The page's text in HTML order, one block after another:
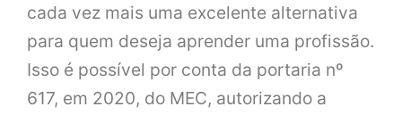
cada vez mais uma excelente alternativa
para quem deseja aprender uma profissão.
Isso é possível por conta da portaria nº
617, em 2020, do MEC, autorizando a